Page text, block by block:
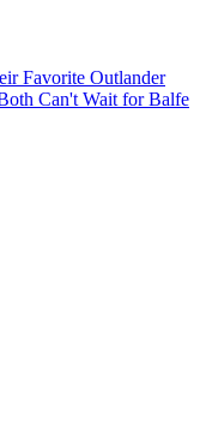
Favorite Outlander
Can't Wait for Balfe